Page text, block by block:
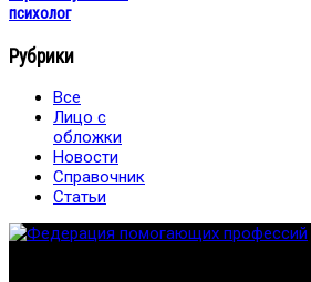
психолог
Рубрики
Все
Лицо с
обложки
Новости
Справочник
Статьи